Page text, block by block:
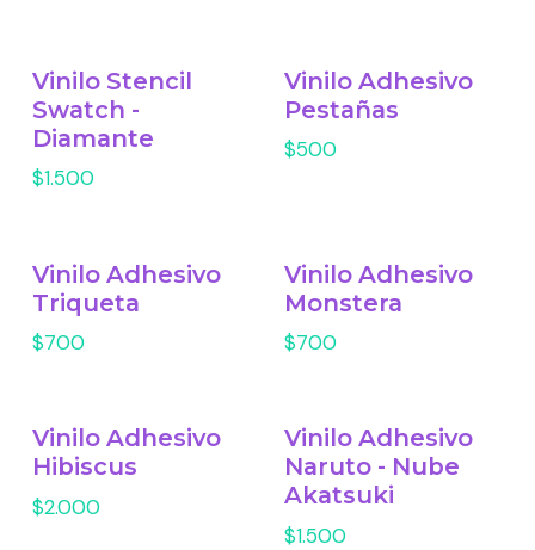
Vinilo Stencil
Swatch -
Diamante
$1.500
Vinilo Adhesivo
Pestañas
$500
Vinilo Adhesivo
Triqueta
$700
Vinilo Adhesivo
Monstera
$700
Vinilo Adhesivo
Hibiscus
$2.000
Vinilo Adhesivo
Naruto - Nube
Akatsuki
$1.500